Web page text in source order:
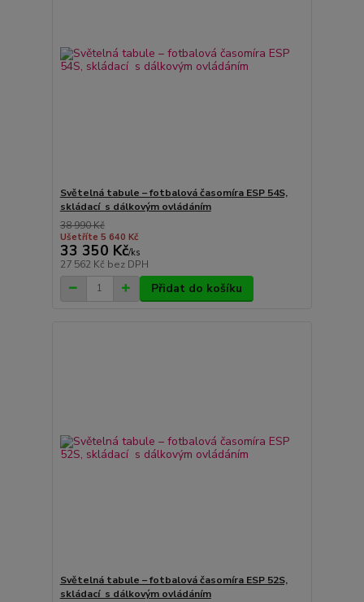
Světelná tabule – fotbalová časomíra ESP 54S,
skládací s dálkovým ovládáním
38 990 Kč
Ušetříte 5 640 Kč
33 350 Kč/ks
27 562 Kč bez DPH
Přidat do košíku
Světelná tabule – fotbalová časomíra ESP 52S,
skládací s dálkovým ovládáním